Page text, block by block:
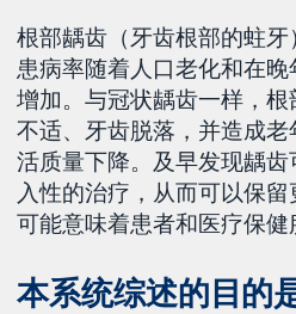
根部龋齿（牙齿根部的蛀牙
患病率随着人口老化和在
增加。与冠状龋齿一样，根
不适、牙齿脱落，并造成
活质量下降。及早发现龋
入性的治疗，从而可以保
可能意味着患者和医疗保健
本系统综述的目的